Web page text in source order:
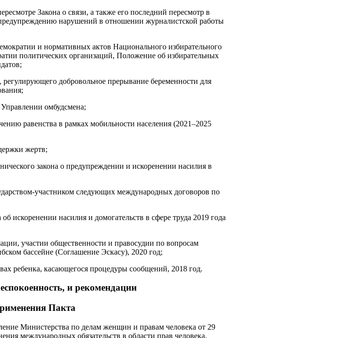
Закона о связи, а также его последний пересмотр в
нарушений в отношении журналистской работы
и нормативных актов Национального избирательного
политических организаций, Положение об избирательных
добровольное прерывание беременности для
омбудсмена;
равенства в рамках мобильности населения (2021–2025
жертв;
закона о предупреждении и искоренении насилия в
участником следующих международных договоров по
искоренении насилия и домогательств в сфере труда 2019 года
участии общественности и правосудии по вопросам
бассейне (Соглашение Эскаcу), 2020 год;
ребенка, касающегося процедуры сообщений, 2018 год.
и рекомендации
Пакта
Министерства по делам женщин и правам человека от 29
международных обязательств в области прав человека.